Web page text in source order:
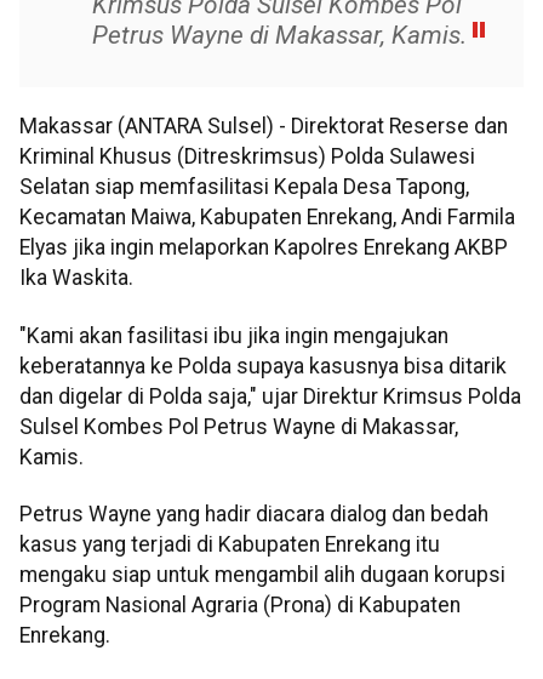
Petrus Wayne di Makassar, Kamis.
Makassar (ANTARA Sulsel) - Direktorat Reserse dan
Kriminal Khusus (Ditreskrimsus) Polda Sulawesi
Selatan siap memfasilitasi Kepala Desa Tapong,
Kecamatan Maiwa, Kabupaten Enrekang, Andi Farmila
Elyas jika ingin melaporkan Kapolres Enrekang AKBP
Ika Waskita.
"Kami akan fasilitasi ibu jika ingin mengajukan
keberatannya ke Polda supaya kasusnya bisa ditarik
dan digelar di Polda saja," ujar Direktur Krimsus Polda
Sulsel Kombes Pol Petrus Wayne di Makassar,
Kamis.
Petrus Wayne yang hadir diacara dialog dan bedah
kasus yang terjadi di Kabupaten Enrekang itu
mengaku siap untuk mengambil alih dugaan korupsi
Program Nasional Agraria (Prona) di Kabupaten
Enrekang.